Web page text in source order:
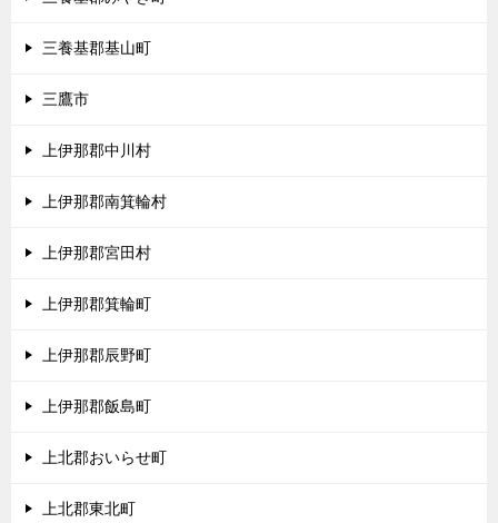
三養基郡基山町
三鷹市
上伊那郡中川村
上伊那郡南箕輪村
上伊那郡宮田村
上伊那郡箕輪町
上伊那郡辰野町
上伊那郡飯島町
上北郡おいらせ町
上北郡東北町